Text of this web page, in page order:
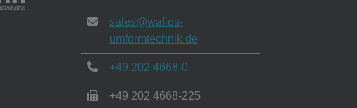
sales@wafios-
umformtechnik.de
+49 202 4668-0
+49 202 4668-225